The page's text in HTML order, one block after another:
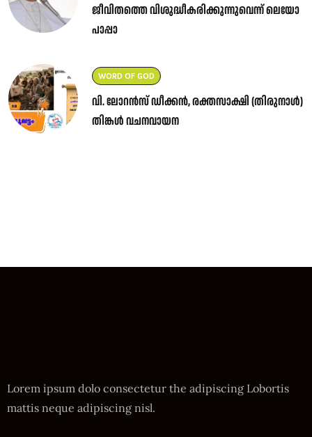
ജീവിതത്തെ വിശുദ്ധീകരിക്കുന്നുവെന്ന് ലെയോ
പാപ്പാ
WORD OF GOD
വി. ലോറൻസ് ഡീക്കൻ, രക്തസാക്ഷി (തിരുനാൾ)
തിങ്കൾ വചനവായന
Lorem ipsum dolo consectetur the adipiscing Lobortis
mattis neque adipiscing nisl.